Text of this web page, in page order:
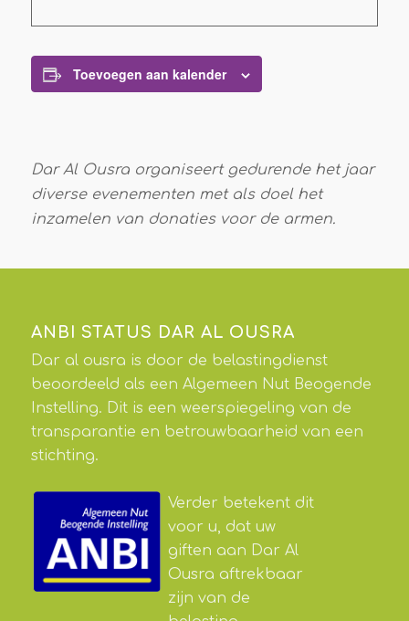
Toevoegen aan kalender
Dar Al Ousra organiseert gedurende het jaar
diverse evenementen met als doel het
inzamelen van donaties voor de armen.
ANBI STATUS DAR AL OUSRA
Dar al ousra is door de belastingdienst
beoordeeld als een Algemeen Nut Beogende
Instelling. Dit is een weerspiegeling van de
transparantie en betrouwbaarheid van een
stichting.
Verder betekent dit
voor u, dat uw
giften aan Dar Al
Ousra aftrekbaar
zijn van de